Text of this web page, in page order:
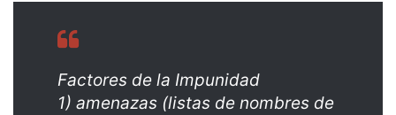
Factores de la Impunidad
1) amenazas (listas de nombres de